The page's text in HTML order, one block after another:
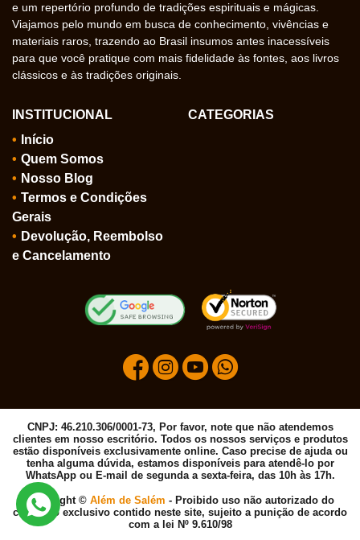
e um repertório profundo de tradições espirituais e mágicas.
Viajamos pelo mundo em busca de conhecimento, vivências e
materiais raros, trazendo ao Brasil insumos antes inacessíveis
para que você pratique com mais fidelidade às fontes, aos livros
clássicos e às tradições originais.
INSTITUCIONAL
Início
Quem Somos
Nosso Blog
Termos e Condições
Gerais
Devolução, Reembolso
e Cancelamento
CATEGORIAS
CNPJ: 46.210.306/0001-73, Por favor, note que não atendemos
clientes em nosso escritório. Todos os nossos serviços e produtos
estão disponíveis exclusivamente online. Caso precise de ajuda ou
tenha alguma dúvida, estamos disponíveis para atendê-lo por
WhatsApp ou E-mail de segunda a sexta-feira, das 10h às 17h.
Copyright © Além de Salém - Proibido uso não autorizado do
conteúdo exclusivo contido neste site, sujeito a punição de acordo
com a lei Nº 9.610/98